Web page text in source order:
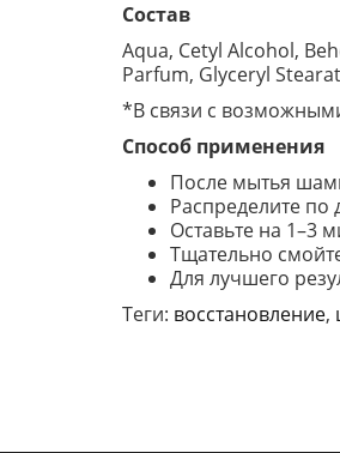
Состав
Aqua, Cetyl Alcohol,
Parfum, Glyceryl
*В связи с
Способ применения
После мытья
Распределите по
Оставьте на 1–3
Тщательно
Для лучшего
Теги: восстановление,